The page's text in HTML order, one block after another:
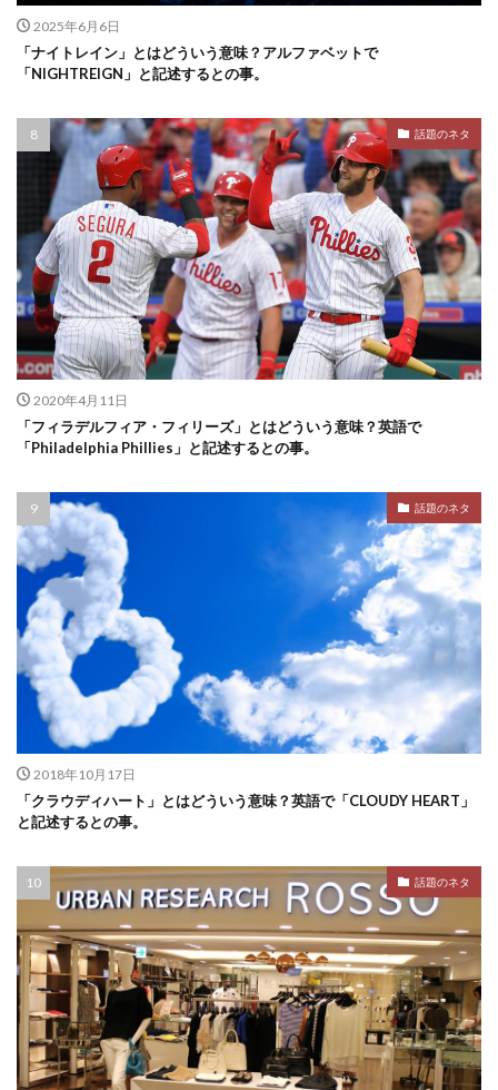
2025年6月6日
「ナイトレイン」とはどういう意味？アルファベットで
「NIGHTREIGN」と記述するとの事。
話題のネタ
2020年4月11日
「フィラデルフィア・フィリーズ」とはどういう意味？英語で
「Philadelphia Phillies」と記述するとの事。
話題のネタ
2018年10月17日
「クラウディハート」とはどういう意味？英語で「CLOUDY HEART」
と記述するとの事。
話題のネタ